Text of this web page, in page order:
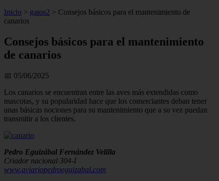
Inicio > gatos2 > Consejos básicos para el mantenimiento de
canarios
Consejos básicos para el mantenimiento
de canarios
📅 05/06/2025
Los canarios se encuentran entre las aves más extendidas como
mascotas, y su popularidad hace que los comerciantes deban tener
unas básicas nociones para su mantenimiento que a su vez puedan
transmitir a los clientes.
Pedro Eguizábal Fernández Velilla
Criador nacional 304-I
www.aviariopedroeguizabal.com